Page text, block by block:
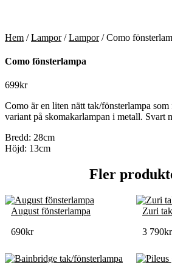
Hem /Lampor/Lampor/ Como
Como fönsterlampa
699kr
Como är en liten nätt tak/fönsterlampa
variant på skomakarlampan i metall. Svart
Bredd: 28cm
Höjd: 13cm
Fler
August fönsterlampa
690kr
Zuri
3 790kr